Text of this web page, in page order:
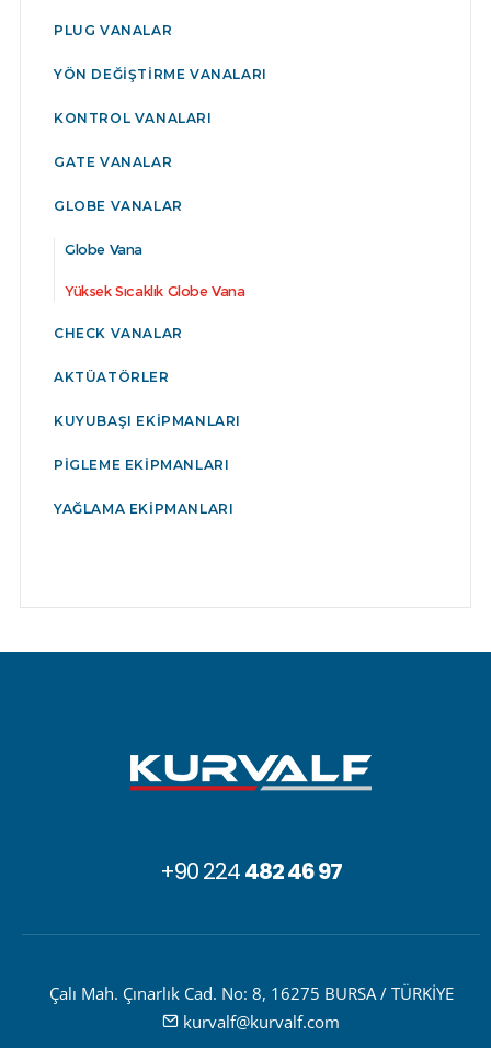
PLUG VANALAR
YÖN DEĞIŞTIRME VANALARI
KONTROL VANALARI
GATE VANALAR
GLOBE VANALAR
Globe Vana
Yüksek Sıcaklık Globe Vana
CHECK VANALAR
AKTÜATÖRLER
KUYUBAŞI EKIPMANLARI
PIGLEME EKIPMANLARI
YAĞLAMA EKIPMANLARI
+90 224482 46 97
Çalı Mah. Çınarlık Cad. No: 8, 16275 BURSA / TÜRKİYE
kurvalf@kurvalf.com